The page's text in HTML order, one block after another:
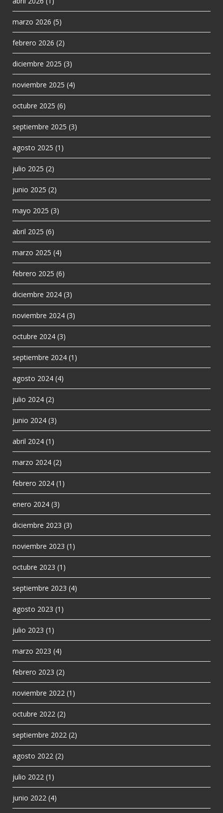
marzo 2026 (5)
febrero 2026 (2)
diciembre 2025 (3)
noviembre 2025 (4)
octubre 2025 (6)
septiembre 2025 (3)
agosto 2025 (1)
julio 2025 (2)
junio 2025 (2)
mayo 2025 (3)
abril 2025 (6)
marzo 2025 (4)
febrero 2025 (6)
diciembre 2024 (3)
noviembre 2024 (3)
octubre 2024 (3)
septiembre 2024 (1)
agosto 2024 (4)
julio 2024 (2)
junio 2024 (3)
abril 2024 (1)
marzo 2024 (2)
febrero 2024 (1)
enero 2024 (3)
diciembre 2023 (3)
noviembre 2023 (1)
octubre 2023 (1)
septiembre 2023 (4)
agosto 2023 (1)
julio 2023 (1)
marzo 2023 (4)
febrero 2023 (2)
noviembre 2022 (1)
octubre 2022 (2)
septiembre 2022 (2)
agosto 2022 (2)
julio 2022 (1)
junio 2022 (4)